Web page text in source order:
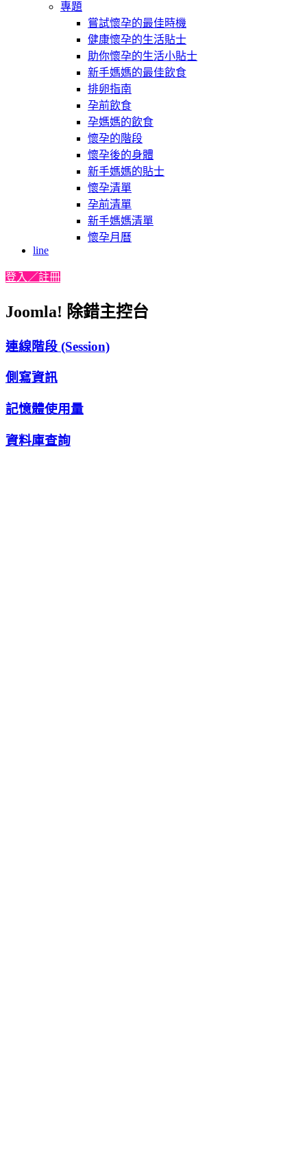
專題
嘗試懷孕的最佳時機
健康懷孕的生活貼士
助你懷孕的生活小貼士
新手媽媽的最佳飲食
排卵指南
孕前飲食
孕媽媽的飲食
懷孕的階段
懷孕後的身體
新手媽媽的貼士
懷孕清單
孕前清單
新手媽媽清單
懷孕月曆
line
登入／註冊
Joomla! 除錯主控台
連線階段 (Session)
側寫資訊
記憶體使用量
資料庫查詢